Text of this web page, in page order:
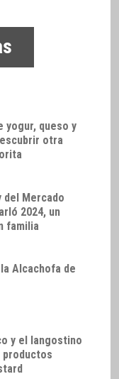
yogur, queso y
otra
del Mercado
2024, un
familia
Alcachofa de
y el langostino
productos